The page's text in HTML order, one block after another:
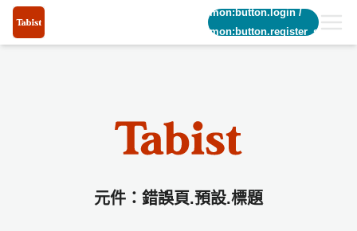
common:button.login/
common:button.register_short
元件：錯誤頁.預設.標題